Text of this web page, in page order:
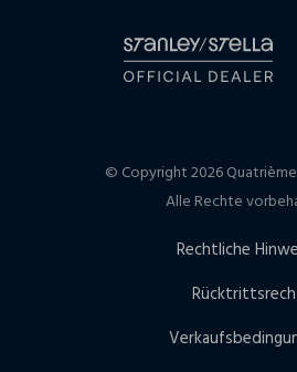
© Copyright 2026 Quatrième
Alle Rechte
Rechtliche